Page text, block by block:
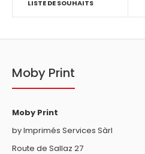
LISTE DE SOUHAITS
Moby Print
Moby Print
by Imprimés Services Sàrl
Route de Sallaz 27